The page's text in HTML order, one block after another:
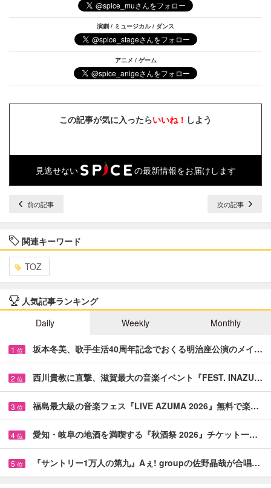
演劇 / ミュージカル / ダンス
アニメ / ゲーム
この記事が気に入ったらいいね！ しよう
見逃せない の最新情報をお届けします
前の記事 次の記事
関連キーワード
TOZ
人気記事ランキング
Daily
Weekly Monthly
1 位 坂本冬美、歌手生活40周年記念でおくる明治座公演のメイ…
2 位 西川貴教に直撃、滋賀最大の音楽イベント『FEST. INAZU…
3 位 福島最大級の音楽フェス『LIVE AZUMA 2026』無料で楽…
4 位 愛知・岐阜の地酒を満喫する『秋酒祭 2026』チケット一…
5 位 『サントリー1万人の第九』Aぇ! groupの佐野晶哉が合唱…